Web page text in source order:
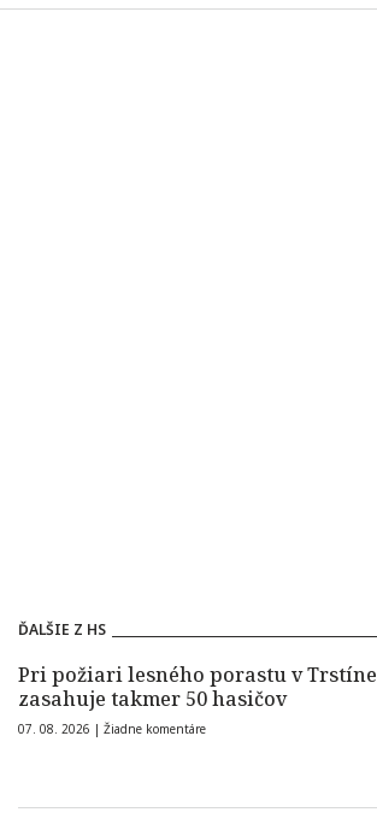
ĎALŠIE Z HS
Pri požiari lesného porastu v Trstíne
zasahuje takmer 50 hasičov
07. 08. 2026 | Žiadne komentáre